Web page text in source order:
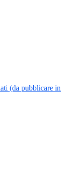
(da pubblicare in